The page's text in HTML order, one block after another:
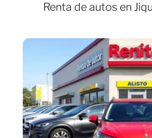
Renta de autos en